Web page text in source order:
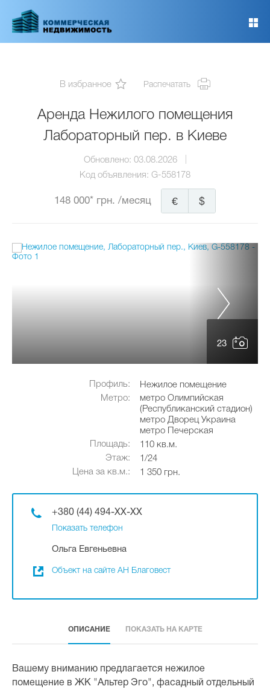
основному
В избранное Распечатать
Аренда Нежилого помещения
Лабораторный пер. в Киеве
Обновлено: 03.08.2026
Код объявления: G-558178
148 000* грн. /месяц $
€
23
Профиль:
Нежилое помещение
Метро:
метро Олимпийская
(Республиканский стадион)
метро Дворец Украина
метро Печерская
Площадь:
110 кв.м.
Этаж:
1/24
Цена за кв.м.:
1 350 грн.
+380 (44) 494-XX-XX
Показать телефон
Ольга Евгеньевна
Объект на сайте АН Благовест
ОПИСАНИЕ ПОКАЗАТЬ НА КАРТЕ
Вашему вниманию предлагается нежилое
помещение в ЖК "Альтер Эго", фасадный отдельный